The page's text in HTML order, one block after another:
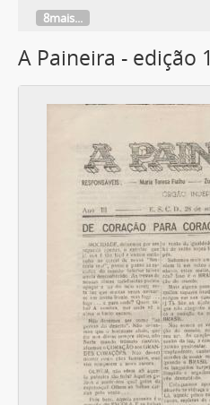
8mais...
A Paineira - edição